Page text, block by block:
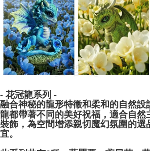
- 花冠龍系列 -
融合神秘的龍形特徵和柔和的自然設
龍都帶著不同的美好祝福，適合自然
裝飾，為空間增添親切魔幻氛圍的選
宜。